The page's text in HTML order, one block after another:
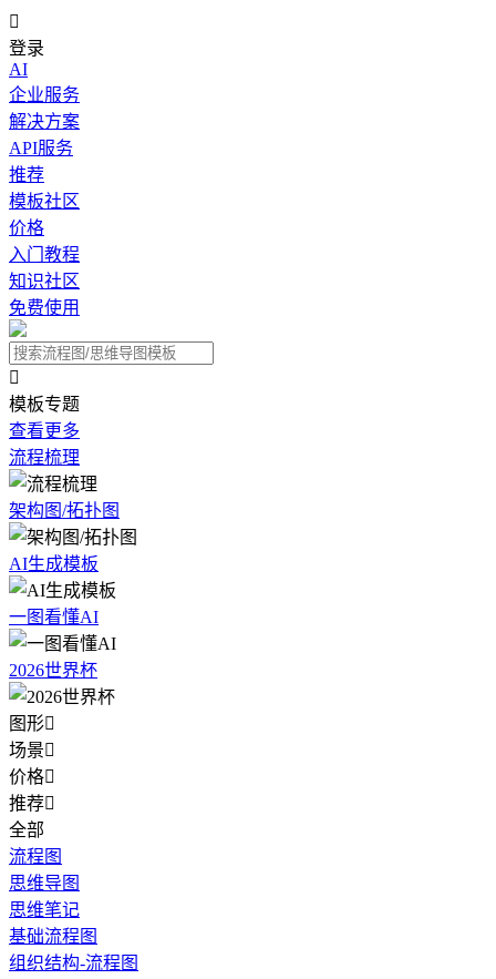

登录
AI
企业服务
解决方案
API服务
推荐
模板社区
价格
入门教程
知识社区
免费使用

模板专题
查看更多
流程梳理
架构图/拓扑图
AI生成模板
一图看懂AI
2026世界杯
图形
场景
价格
推荐
全部
流程图
思维导图
思维笔记
基础流程图
组织结构-流程图